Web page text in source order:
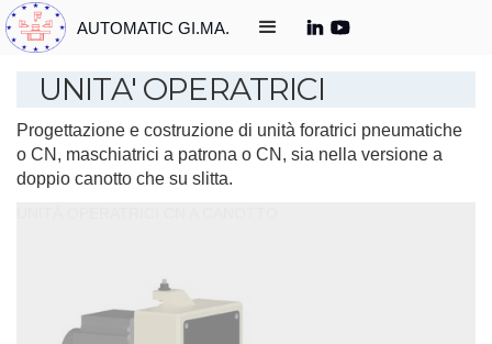
AUTOMATIC GI.MA.
UNITA' OPERATRICI
Progettazione e costruzione di unità foratrici pneumatiche
o CN, maschiatrici a patrona o CN, sia nella versione a
doppio canotto che su slitta.